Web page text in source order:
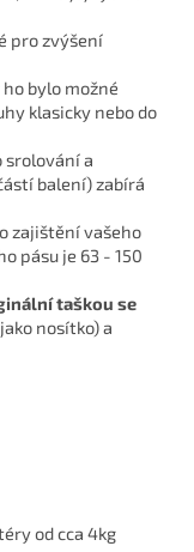
pro zvýšení
bylo možné
klasicky nebo do
srolování a
balení) zabírá
zajištění vašeho
pásu je 63 - 150
taškou se
nosítko) a
od cca 4kg